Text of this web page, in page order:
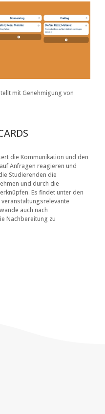
mit Genehmigung von
die Kommunikation und den
Anfragen reagieren und
Studierenden die
und durch die
Es findet unter den
auch nach
Nachbereitung zu